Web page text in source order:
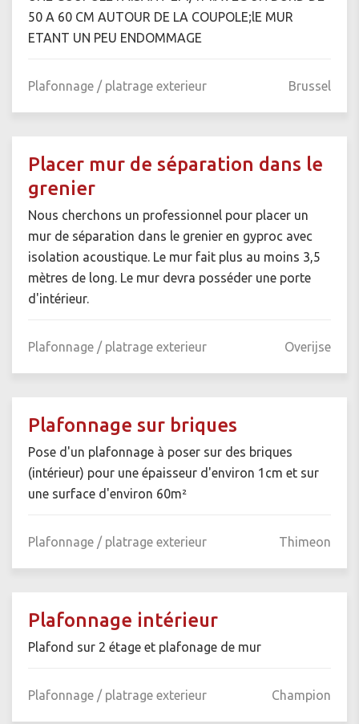
50 A 60 CM AUTOUR DE LA COUPOLE;lE MUR
ETANT UN PEU ENDOMMAGE
Plafonnage / platrage exterieur Brussel
Placer mur de séparation dans le
grenier
Nous cherchons un professionnel pour placer un
mur de séparation dans le grenier en gyproc avec
isolation acoustique. Le mur fait plus au moins 3,5
mètres de long. Le mur devra posséder une porte
d'intérieur.
Plafonnage / platrage exterieur Overijse
Plafonnage sur briques
Pose d'un plafonnage à poser sur des briques
(intérieur) pour une épaisseur d'environ 1cm et sur
une surface d'environ 60m²
Plafonnage / platrage exterieur Thimeon
Plafonnage intérieur
Plafond sur 2 étage et plafonage de mur
Plafonnage / platrage exterieur Champion